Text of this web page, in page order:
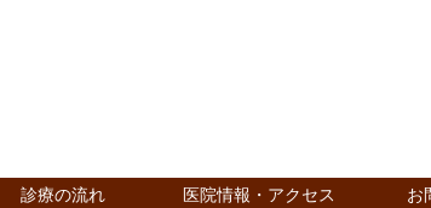
診療の流れ 医院情報・アクセス お